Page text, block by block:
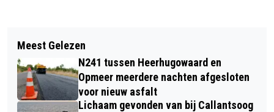
ARTIANCE ORGANISEERT GRATIS
ACTIVITEITEN VOOR JONGEREN ROND
KERSTVAKANTIE
POLITIE ZOEKT GETUIGEN
MISHANDELING JONGEN (17) IN
REKERHOUT
Meest Gelezen
N241 tussen Heerhugowaard en
Opmeer meerdere nachten afgesloten
voor nieuw asfalt
Lichaam gevonden van bij Callantsoog